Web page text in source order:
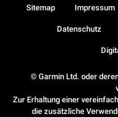
© Garmin Ltd. oder
Zur Erhaltung einer
die zusätzliche
Sitemap Impressum
Datenschutz